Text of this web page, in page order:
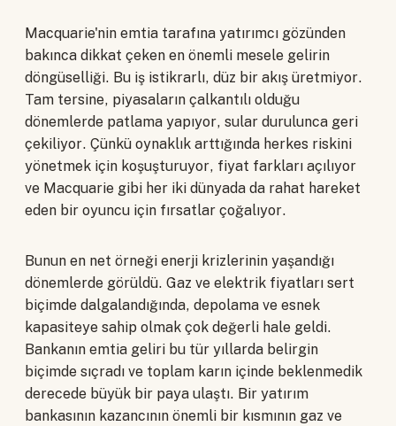
Macquarie'nin emtia tarafına yatırımcı gözünden
bakınca dikkat çeken en önemli mesele gelirin
döngüselliği. Bu iş istikrarlı, düz bir akış üretmiyor.
Tam tersine, piyasaların çalkantılı olduğu
dönemlerde patlama yapıyor, sular durulunca geri
çekiliyor. Çünkü oynaklık arttığında herkes riskini
yönetmek için koşuşturuyor, fiyat farkları açılıyor
ve Macquarie gibi her iki dünyada da rahat hareket
eden bir oyuncu için fırsatlar çoğalıyor.
Bunun en net örneği enerji krizlerinin yaşandığı
dönemlerde görüldü. Gaz ve elektrik fiyatları sert
biçimde dalgalandığında, depolama ve esnek
kapasiteye sahip olmak çok değerli hale geldi.
Bankanın emtia geliri bu tür yıllarda belirgin
biçimde sıçradı ve toplam karın içinde beklenmedik
derecede büyük bir paya ulaştı. Bir yatırım
bankasının kazancının önemli bir kısmının gaz ve